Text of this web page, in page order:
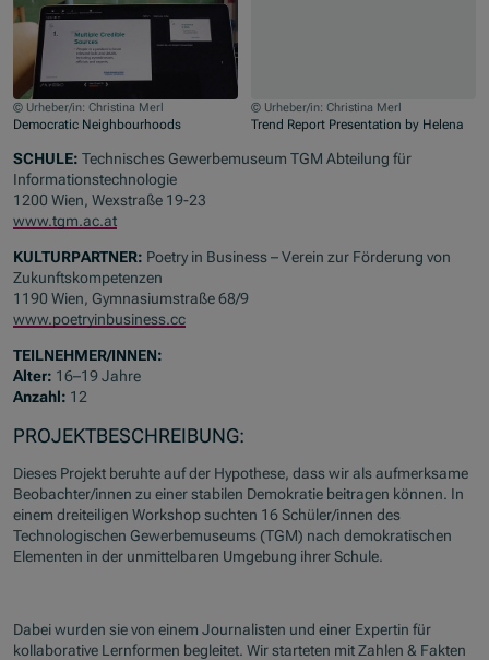
© Urheber/in: Christina Merl
Democratic Neighbourhoods
© Urheber/in: Christina Merl
Trend Report Presentation by Helena
SCHULE: Technisches Gewerbemuseum TGM Abteilung für
Informationstechnologie
1200 Wien, Wexstraße 19-23
www.tgm.ac.at
KULTURPARTNER: Poetry in Business – Verein zur Förderung von
Zukunftskompetenzen
1190 Wien, Gymnasiumstraße 68/9
www.poetryinbusiness.cc
TEILNEHMER/INNEN:
Alter: 16–19 Jahre
Anzahl: 12
PROJEKTBESCHREIBUNG:
Dieses Projekt beruhte auf der Hypothese, dass wir als aufmerksame
Beobachter/innen zu einer stabilen Demokratie beitragen können. In
einem dreiteiligen Workshop suchten 16 Schüler/innen des
Technologischen Gewerbemuseums (TGM) nach demokratischen
Elementen in der unmittelbaren Umgebung ihrer Schule.
Dabei wurden sie von einem Journalisten und einer Expertin für
kollaborative Lernformen begleitet. Wir starteten mit Zahlen & Fakten